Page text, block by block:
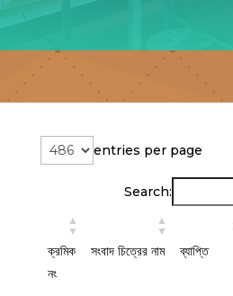
entries per page
Search:
ক্রমিক
নং
সংবাদ চিত্রের নাম ব্যাপ্তি